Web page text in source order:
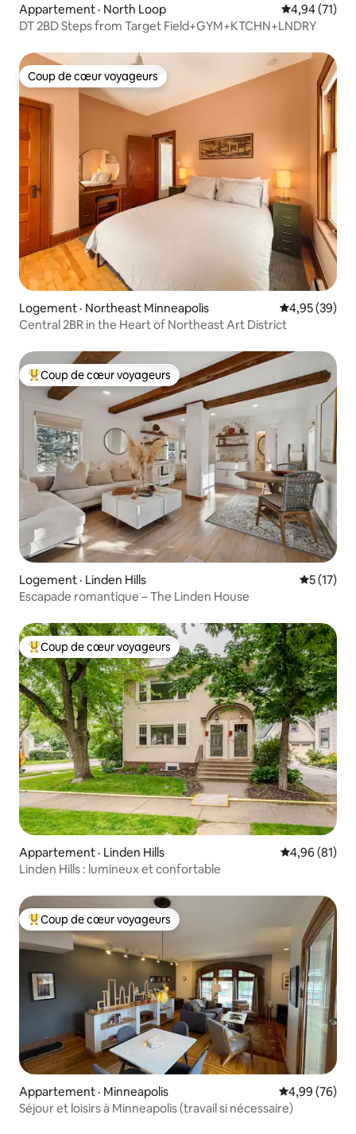
Appartement · North Loop Note
4,94 (71)
DT 2BD Steps from Target Field+GYM+KTCHN+LNDRY
Coup de cœur voyageurs
Coup de cœur voyageurs
Logement · Northeast Minneapolis Note
4,95 (39)
Central 2BR in the Heart of Northeast Art District
Coup de cœur voyageurs parmi les plus aimés
Coup de cœur voyageurs
Logement · Linden Hills Note
5 (17)
Escapade romantique – The Linden House
Coup de cœur voyageurs parmi les plus aimés
Coup de cœur voyageurs
Appartement · Linden Hills Note
4,96 (81)
Linden Hills : lumineux et confortable
Coup de cœur voyageurs parmi les plus aimés
Coup de cœur voyageurs
Appartement · Minneapolis Note
4,99 (76)
Séjour et loisirs à Minneapolis (travail si nécessaire)